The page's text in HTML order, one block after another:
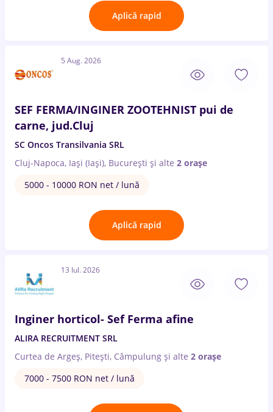
Aplică rapid
5 Aug. 2026
SEF FERMA/INGINER ZOOTEHNIST pui de
carne, jud.Cluj
SC Oncos Transilvania SRL
Cluj-Napoca, Iași (Iași), București și alte 2 orașe
5000 - 10000 RON net / lună
Aplică rapid
13 Iul. 2026
Inginer horticol- Sef Ferma afine
ALIRA RECRUITMENT SRL
Curtea de Argeș, Pitești, Câmpulung și alte 2 orașe
7000 - 7500 RON net / lună